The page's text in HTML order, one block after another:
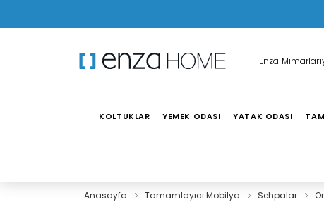
Enza
KOLTUKLAR YEMEK ODASI YATAK ODASI
Anasayfa Tamamlayıcı Mobilya Sehpalar